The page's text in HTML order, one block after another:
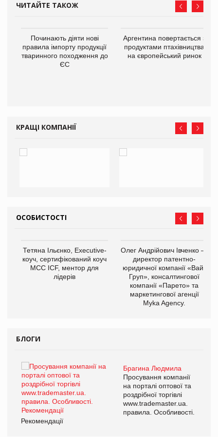
ЧИТАЙТЕ ТАКОЖ
Починають діяти нові
правила імпорту продукції
тваринного походження до
ЄС
Аргентина повертається з
продуктами птахівництва
на європейський ринок
КРАЩІ КОМПАНІЇ
ОСОБИСТОСТІ
Тетяна Ільєнко, Executive-
коуч, сертифікований коуч
МСС ICF, ментор для
лідерів
Олег Андрійович Івченко —
директор патентно-
юридичної компанії «Вайз
Груп», консалтингової
компанії «Парето» та
маркетингової агенції
Myka Agency.
БЛОГИ
Брагина Людмила
Просування компанії
на порталі оптової та
роздрібної торгівлі
www.trademaster.ua.
правила. Особливості.
Рекомендації